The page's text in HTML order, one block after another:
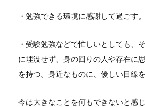
・勉強できる環境に感謝して過ごす。
・受験勉強などで忙しいとしても、
に埋没せず、身の回りの人や存在に
を持つ。身近なものに、優しい目線を
今は大きなことを何もできないと感